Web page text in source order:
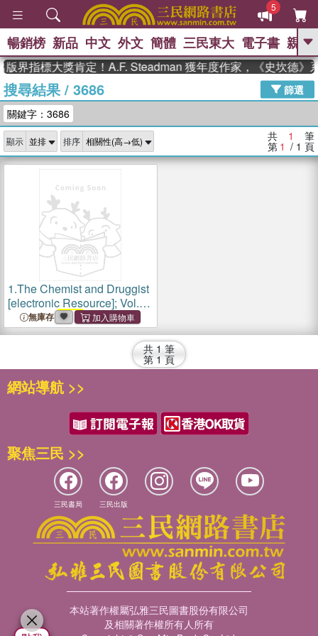
5
GO
The Odyssey 、
父親節 、 如果歷史是一群喵 、 暑期
念華 、 台灣的李登輝時代 、 數學女
孩：黎曼猜想
偉大的迷走神經
暢銷榜 新品 中文 外文 簡體 三民東大 電子書 親子
界指標大獎肯定！A.F. Steadman 獲年度作家，《史坎德》
搜尋結果/ 3686
篩選
關鍵字：3686
顯示 排序 共 1 筆
第 1 / 1 頁
1.The Chemist and Druggist
[electronic Resource]; Vol.
154 = no.3686(14 Oct.
1950)
無庫存
共 1 筆
第 1 頁
網站導航 >>
聚焦三民 >>
三民書局 三民出版
本站著作權屬弘雅三民圖書股份有限公司
及相關著作權所有人所有